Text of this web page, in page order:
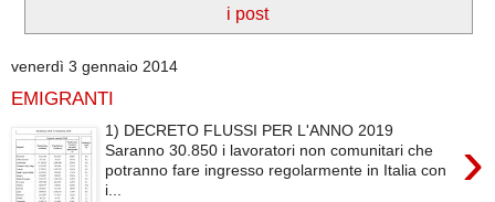
i post
venerdì 3 gennaio 2014
EMIGRANTI
›
1) DECRETO FLUSSI PER L'ANNO 2019
Saranno 30.850 i lavoratori non comunitari che
potranno fare ingresso regolarmente in Italia con
i...